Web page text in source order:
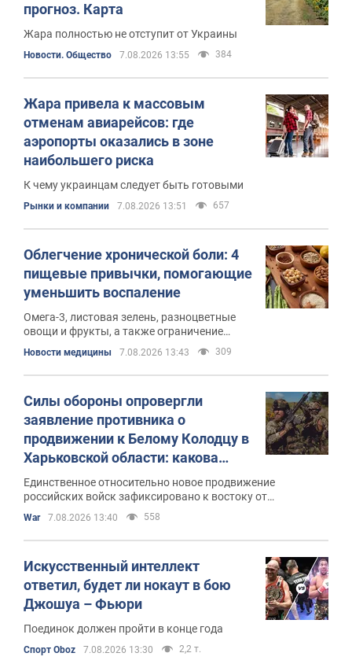
прогноз. Карта
Жара полностью не отступит от Украины
Новости. Общество 7.08.2026 13:55 384
Жара привела к массовым
отменам авиарейсов: где
аэропорты оказались в зоне
наибольшего риска
К чему украинцам следует быть готовыми
Рынки и компании 7.08.2026 13:51 657
Облегчение хронической боли: 4
пищевые привычки, помогающие
уменьшить воспаление
Омега-3, листовая зелень, разноцветные
овощи и фрукты, а также ограничение
употребления алкоголя могут помочь
снизить уровень воспаления
Новости медицины 7.08.2026 13:43 309
Силы обороны опровергли
заявление противника о
продвижении к Белому Колодцу в
Харьковской области: какова
ситуация на самом деле
Единственное относительно новое продвижение
российских войск зафиксировано к востоку от
War 7.08.2026 13:40 558
Искусственный интеллект
ответил, будет ли нокаут в бою
Джошуа – Фьюри
Поединок должен пройти в конце года
Спорт Oboz 7.08.2026 13:30 2,2 т.